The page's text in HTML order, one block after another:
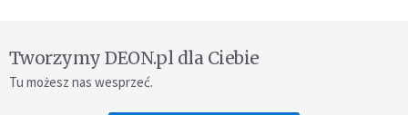
Tworzymy DEON.pl dla Ciebie
Tu możesz nas wesprzeć.